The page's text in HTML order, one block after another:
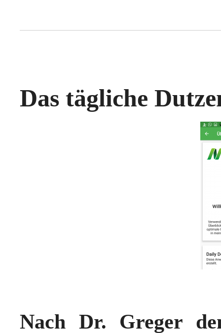
Das tägliche
Nach Dr. Greger